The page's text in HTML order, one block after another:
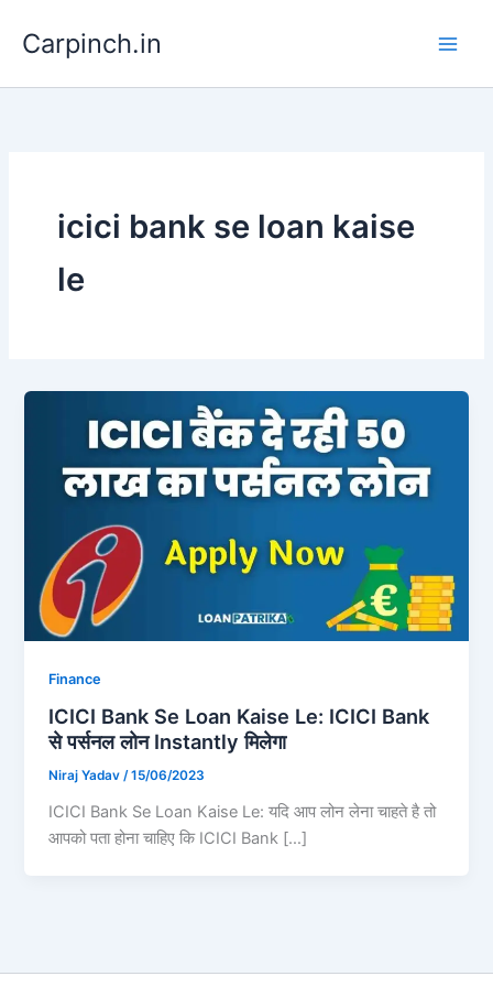
Carpinch.in
icici bank se loan kaise
le
Finance
ICICI Bank Se Loan Kaise Le: ICICI Bank
से पर्सनल लोन Instantly मिलेगा
Niraj Yadav/15/06/2023
ICICI Bank Se Loan Kaise Le: यदि आप लोन लेना चाहते है तो
आपको पता होना चाहिए कि ICICI Bank […]